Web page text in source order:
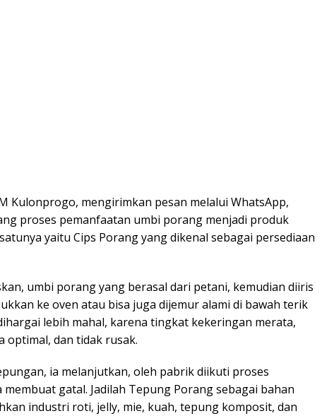
Kulonprogo, mengirimkan pesan melalui WhatsApp,
proses pemanfaatan umbi porang menjadi produk
yaitu Cips Porang yang dikenal sebagai persediaan
umbi porang yang berasal dari petani, kemudian diiris
ke oven atau bisa juga dijemur alami di bawah terik
lebih mahal, karena tingkat kekeringan merata,
optimal, dan tidak rusak.
ia melanjutkan, oleh pabrik diikuti proses
gatal. Jadilah Tepung Porang sebagai bahan
industri roti, jelly, mie, kuah, tepung komposit, dan